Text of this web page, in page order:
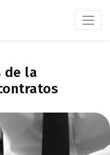
de la